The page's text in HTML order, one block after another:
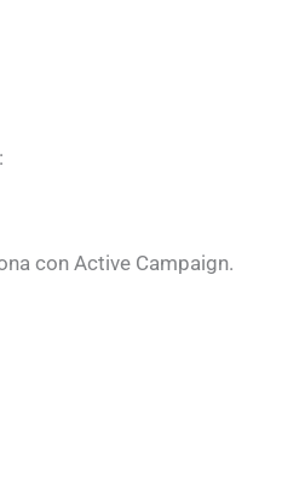
con Active Campaign.